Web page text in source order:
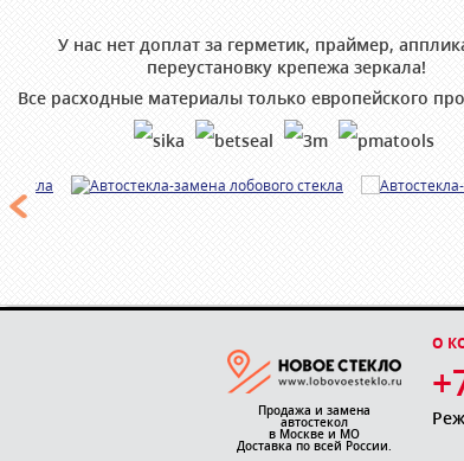
У нас нет доплат за герметик, праймер,
переустановку крепежа зеркала!
Все расходные материалы только европейского
Продажа и замена
автостекол
в Москве и МО
Доставка по всей России.
О